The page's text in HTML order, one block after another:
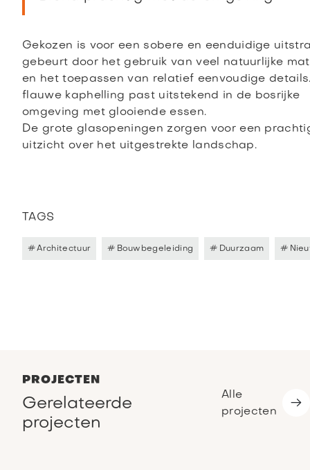
Gekozen is voor een sobere en eenduidige
gebeurt door het gebruik van veel natuurlijke
en het toepassen van relatief eenvoudige
flauwe kaphelling past uitstekend in de bosrijke
omgeving met glooiende essen.
De grote glasopeningen zorgen voor een
uitzicht over het uitgestrekte landschap.
TAGS
#Architectuur # Bouwbegeleiding # Duurzaam #
PROJECTEN
Gerelateerde
projecten
Alle
projecten